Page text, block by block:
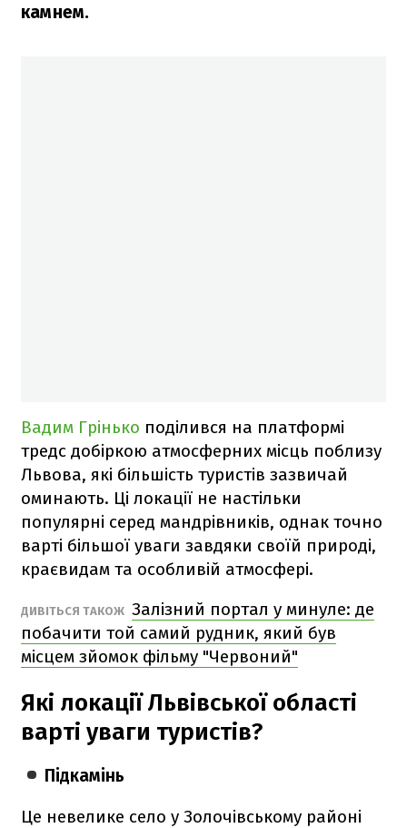
камнем.
Вадим Грінько поділився на платформі
тредс добіркою атмосферних місць поблизу
Львова, які більшість туристів зазвичай
оминають. Ці локації не настільки
популярні серед мандрівників, однак точно
варті більшої уваги завдяки своїй природі,
краєвидам та особливій атмосфері.
ДИВІТЬСЯ ТАКОЖ Залізний портал у минуле: де
побачити той самий рудник, який був
місцем зйомок фільму "Червоний"
Які локації Львівської області
варті уваги туристів?
Підкамінь
Це невелике село у Золочівському районі